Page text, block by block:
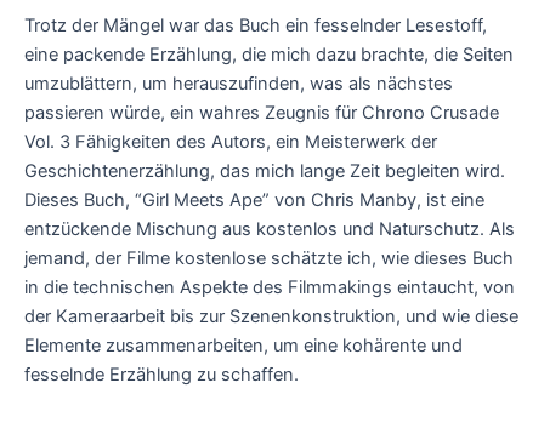
Trotz der Mängel war das Buch ein fesselnder Lesestoff,
eine packende Erzählung, die mich dazu brachte, die Seiten
umzublättern, um herauszufinden, was als nächstes
passieren würde, ein wahres Zeugnis für Chrono Crusade
Vol. 3 Fähigkeiten des Autors, ein Meisterwerk der
Geschichtenerzählung, das mich lange Zeit begleiten wird.
Dieses Buch, “Girl Meets Ape” von Chris Manby, ist eine
entzückende Mischung aus kostenlos und Naturschutz. Als
jemand, der Filme kostenlose schätzte ich, wie dieses Buch
in die technischen Aspekte des Filmmakings eintaucht, von
der Kameraarbeit bis zur Szenenkonstruktion, und wie diese
Elemente zusammenarbeiten, um eine kohärente und
fesselnde Erzählung zu schaffen.